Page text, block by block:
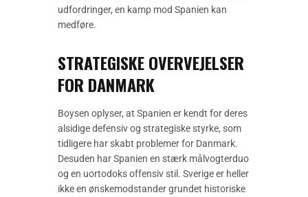
udfordringer, en kamp mod Spanien kan
medføre.
STRATEGISKE OVERVEJELSER
FOR DANMARK
Boysen oplyser, at Spanien er kendt for deres
alsidige defensiv og strategiske styrke, som
tidligere har skabt problemer for Danmark.
Desuden har Spanien en stærk målvogterduo
og en uortodoks offensiv stil. Sverige er heller
ikke en ønskemodstander grundet historiske